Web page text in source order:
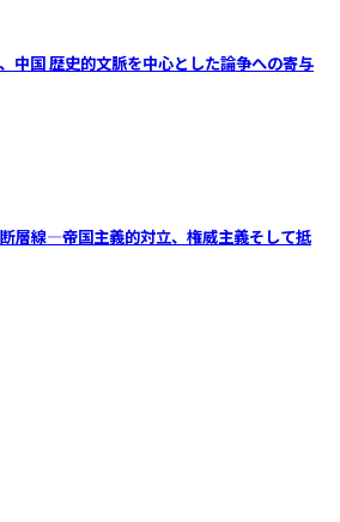
中国 歴史的文脈を中心とした論争への寄与
層線―帝国主義的対立、権威主義そして抵